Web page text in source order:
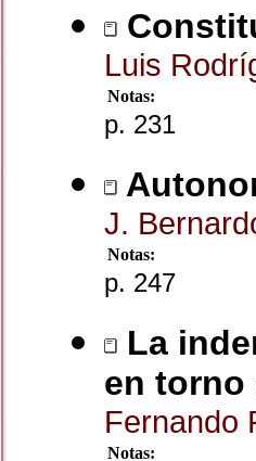
Luis
Notas:
p. 231
J.
Notas:
p. 247
La
en torno
Fernando
Notas: